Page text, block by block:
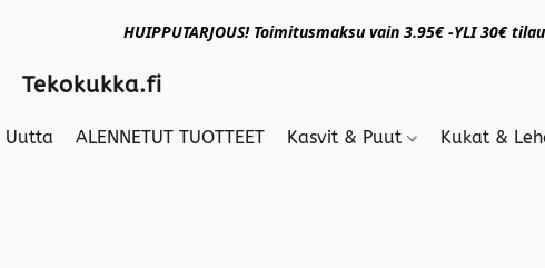
HUIPPUTARJOUS! Toimitusmaksu vain 3.95€ -YLI 30€
Tekokukka.fi
Uutta ALENNETUT TUOTTEET Kasvit & Puut Kukat &